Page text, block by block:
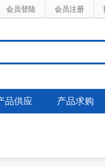
会员登陆 会员注册
品供应 产品求购